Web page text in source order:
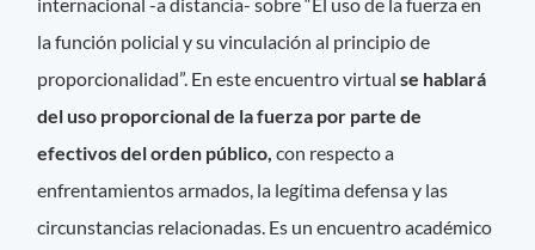
la función policial y su vinculación al principio de
proporcionalidad”. En este encuentro virtual se hablará
del uso proporcional de la fuerza por parte de
efectivos del orden público, con respecto a
enfrentamientos armados, la legítima defensa y las
circunstancias relacionadas. Es un encuentro académico